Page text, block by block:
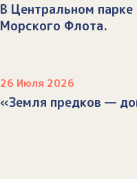
В Центральном
Морского Флота.
26 Июля 2026
«Земля предков —